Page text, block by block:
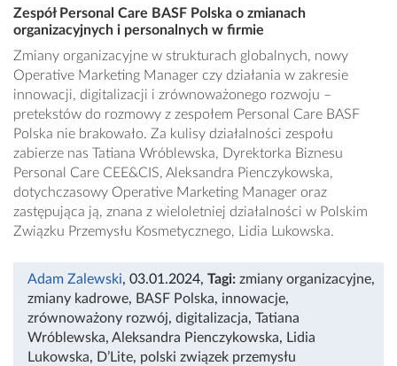
Zespół Personal Care BASF Polska o zmianach
organizacyjnych i personalnych w firmie
Zmiany organizacyjne w strukturach globalnych, nowy
Operative Marketing Manager czy działania w zakresie
innowacji, digitalizacji i zrównoważonego rozwoju –
pretekstów do rozmowy z zespołem Personal Care BASF
Polska nie brakowało. Za kulisy działalności zespołu
zabierze nas Tatiana Wróblewska, Dyrektorka Biznesu
Personal Care CEE&CIS, Aleksandra Pienczykowska,
dotychczasowy Operative Marketing Manager oraz
zastępująca ją, znana z wieloletniej działalności w Polskim
Związku Przemysłu Kosmetycznego, Lidia Lukowska.
Adam Zalewski, 03.01.2024, Tagi: zmiany organizacyjne,
zmiany kadrowe, BASF Polska, innowacje,
zrównoważony rozwój, digitalizacja, Tatiana
Wróblewska, Aleksandra Pienczykowska, Lidia
Lukowska, D’Lite, polski związek przemysłu